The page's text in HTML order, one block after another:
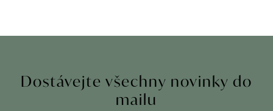
Dostávejte všechny novinky do
mailu